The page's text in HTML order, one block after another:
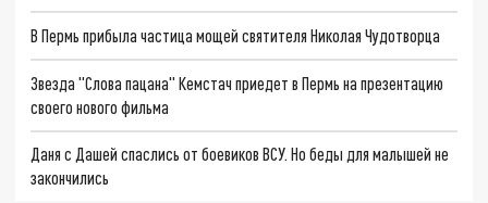
В Пермь прибыла частица мощей святителя Николая Чудотворца
Звезда "Слова пацана" Кемстач приедет в Пермь на презентацию
своего нового фильма
Даня с Дашей спаслись от боевиков ВСУ. Но беды для малышей не
закончились